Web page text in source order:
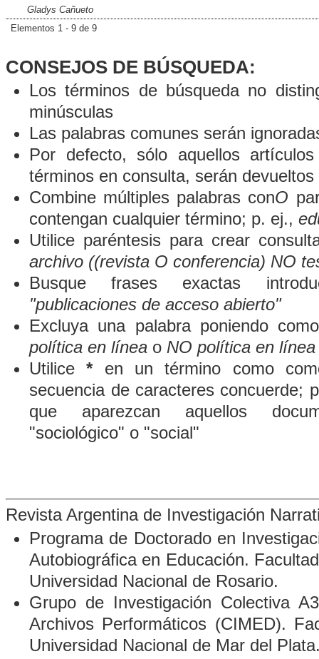
Gladys Cañueto
Elementos 1 - 9 de 9
CONSEJOS DE BÚSQUEDA:
Los términos de búsqueda no
minúsculas
Las palabras comunes serán
Por defecto, sólo aquellos
términos en consulta, serán
Combine múltiples palabras conO
contengan cualquier término; p. ej.,
Utilice paréntesis para crear
archivo ((revista O conferencia) NO
Busque frases exactas
"publicaciones de acceso abierto"
Excluya una palabra poniendo
política en línea o NO política en línea
Utilice* en un término como
secuencia de caracteres concuerde;
que aparezcan aquellos
"sociológico" o "social"
Revista Argentina de Investigación
Programa de Doctorado en
Autobiográfica en Educación.
Universidad Nacional de Rosario.
Grupo de Investigación Colectiva
Archivos Performáticos (CIMED).
Universidad Nacional de Mar del